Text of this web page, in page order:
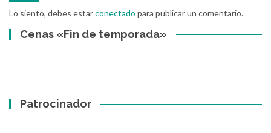
Lo siento, debes estarconectado para publicar un comentario.
Cenas «Fin de temporada»
Patrocinador